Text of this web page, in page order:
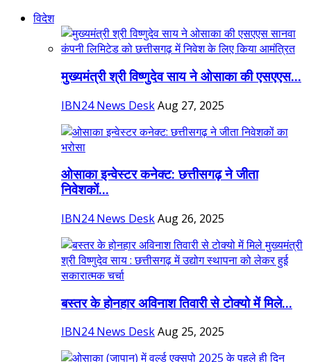
विदेश
मुख्यमंत्री श्री विष्णुदेव साय ने ओसाका की एसएएस...
IBN24 News DeskAug 27, 2025
ओसाका इन्वेस्टर कनेक्ट: छत्तीसगढ़ ने जीता
निवेशकों...
IBN24 News DeskAug 26, 2025
बस्तर के होनहार अविनाश तिवारी से टोक्यो में मिले...
IBN24 News DeskAug 25, 2025